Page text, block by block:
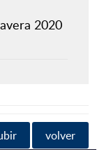
2020
volver